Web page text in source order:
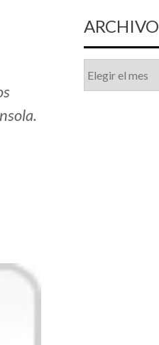
ARCHIVO